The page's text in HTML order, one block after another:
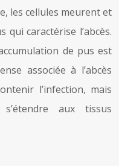
les cellules meurent et
caractérise l’abcès.
de pus est
associée à l’abcès
l’infection, mais
aux tissus